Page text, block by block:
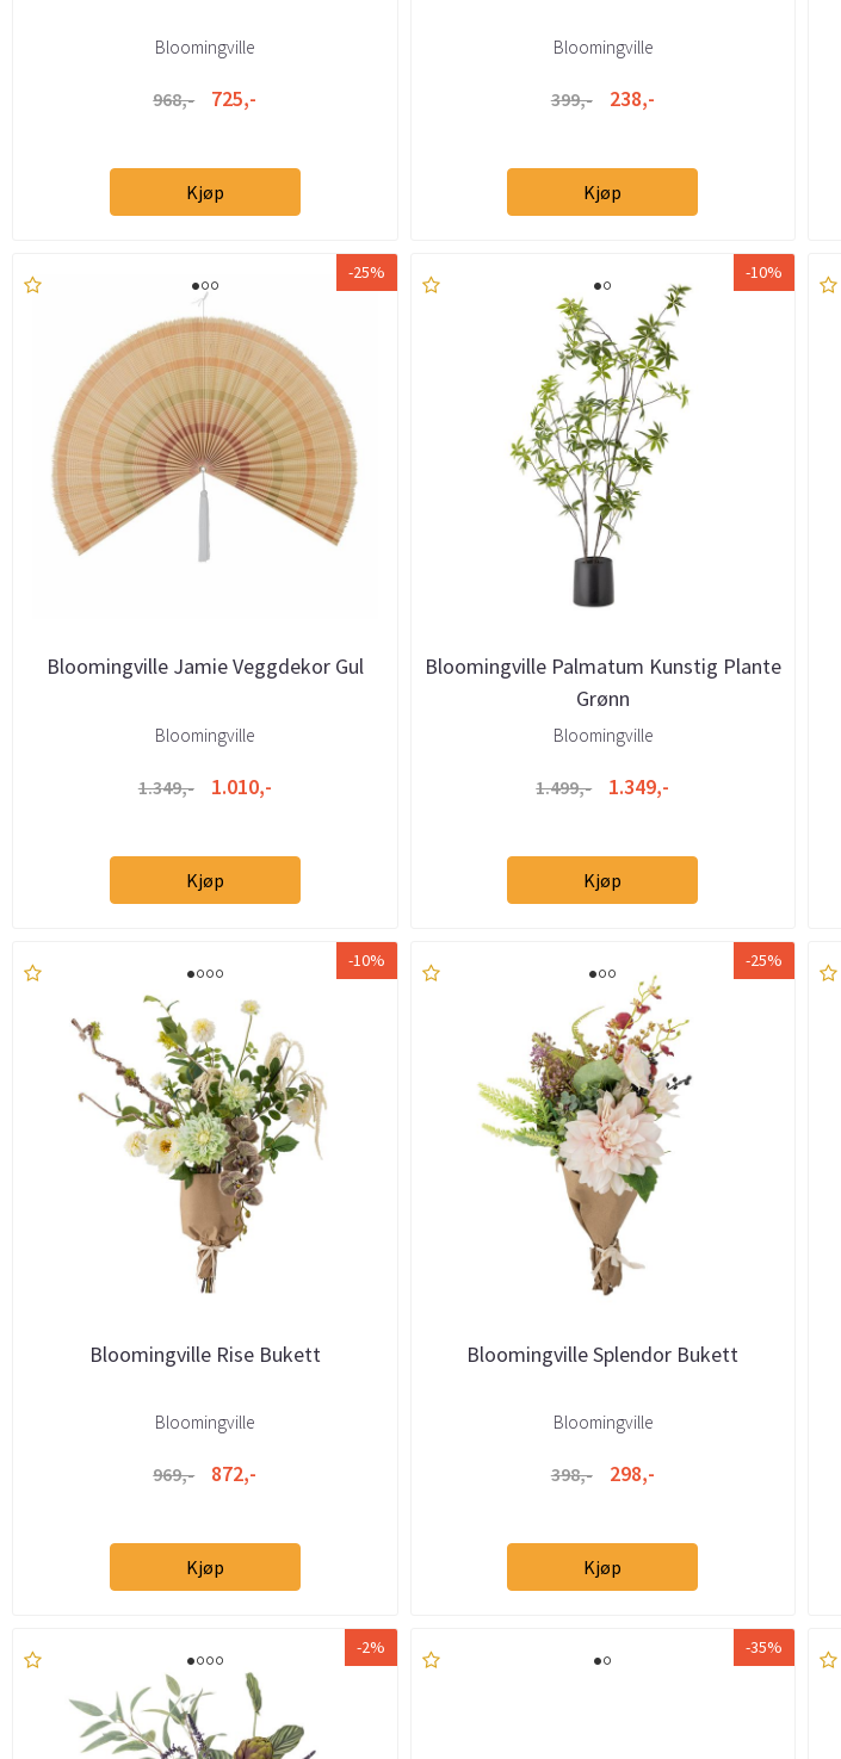
Bloomingville
968,- 725,-
Kjøp
Bloomingville
399,- 238,-
Kjøp
-25%
Bloomingville Jamie Veggdekor Gul
Bloomingville
1.349,- 1.010,-
Kjøp
-10%
Bloomingville Palmatum Kunstig Plante
Grønn
Bloomingville
1.499,- 1.349,-
Kjøp
-10%
Bloomingville Rise Bukett
Bloomingville
969,- 872,-
Kjøp
-25%
Bloomingville Splendor Bukett
Bloomingville
398,- 298,-
Kjøp
-2% -35%